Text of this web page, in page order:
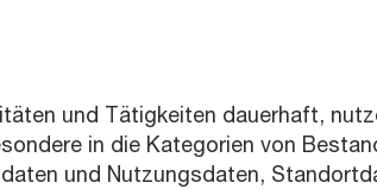
und Tätigkeiten dauerhaft,
in die Kategorien von
und Nutzungsdaten,